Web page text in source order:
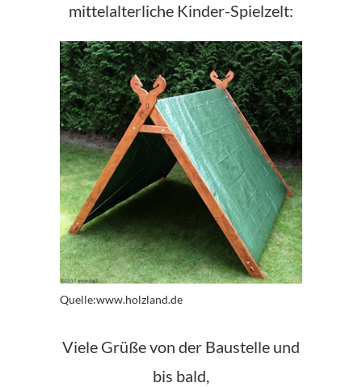
mittelalterliche Kinder-Spielzelt:
Quelle:www.holzland.de
Viele Grüße von der Baustelle und
bis bald,